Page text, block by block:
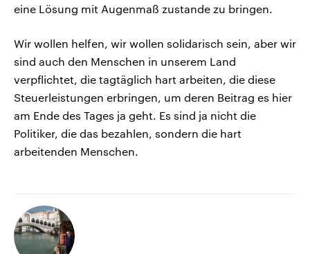
eine Lösung mit Augenmaß zustande zu bringen.
Wir wollen helfen, wir wollen solidarisch sein, aber wir
sind auch den Menschen in unserem Land
verpflichtet, die tagtäglich hart arbeiten, die diese
Steuerleistungen erbringen, um deren Beitrag es hier
am Ende des Tages ja geht. Es sind ja nicht die
Politiker, die das bezahlen, sondern die hart
arbeitenden Menschen.